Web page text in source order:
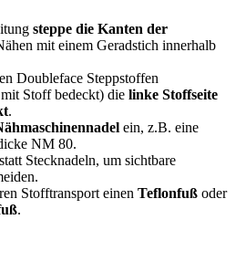
steppe die Kanten der
mit einem Geradstich innerhalb
Doubleface Steppstoffen
Stoff bedeckt) die linke Stoffseite
.
ein, z.B. eine
NM 80.
statt Stecknadeln, um sichtbare
Stofftransport einen Teflonfuß oder
.